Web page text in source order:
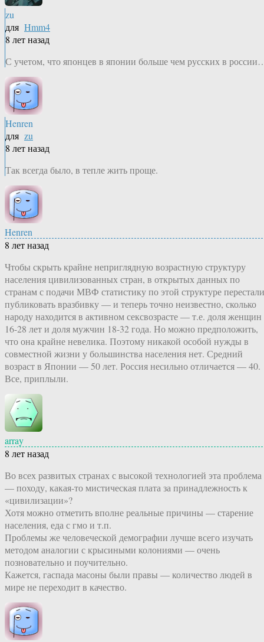
zu
для Hmm4
8 лет назад
С учетом, что японцев в японии больше чем русских в
Henren
для zu
8 лет назад
Так всегда было, в тепле жить проще.
Henren
8 лет назад
Чтобы скрыть крайне неприглядную возрастную структуру
населения цивилизованных стран, в открытых данных по
странам с подачи МВФ статистику по этой структуре перестали
публиковать вразбивку — и теперь точно неизвестно, сколько
народу находится в активном сексвозрасте — т.е. доля женщин
16-28 лет и доля мужчин 18-32 года. Но можно предположить,
что она крайне невелика. Поэтому никакой особой нужды в
совместной жизни у большинства населения нет. Средний
возраст в Японии — 50 лет. Россия несильно отличается — 40.
Все, приплыли.
array
8 лет назад
Во всех развитых странах с высокой технологией эта проблема
— походу, какая-то мистическая плата за принадлежность к
«цивилизации»?
Хотя можно отметить вполне реальные причины — старение
населения, еда с гмо и т.п.
Проблемы же человеческой демографии лучше всего изучать
методом аналогии с крысиными колониями — очень
позновательно и поучительно.
Кажется, гаспада масоны были правы — количество людей в
мире не переходит в качество.